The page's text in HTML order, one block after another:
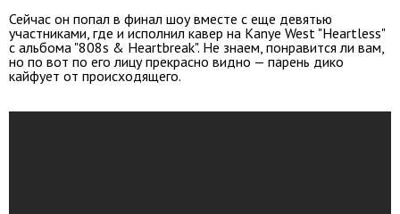
Сейчас он попал в финал шоу вместе с еще девятью
участниками, где и исполнил кавер на Kanye West "Heartless"
с альбома "808s & Heartbreak". Не знаем, понравится ли вам,
но по вот по его лицу прекрасно видно — парень дико
кайфует от происходящего.